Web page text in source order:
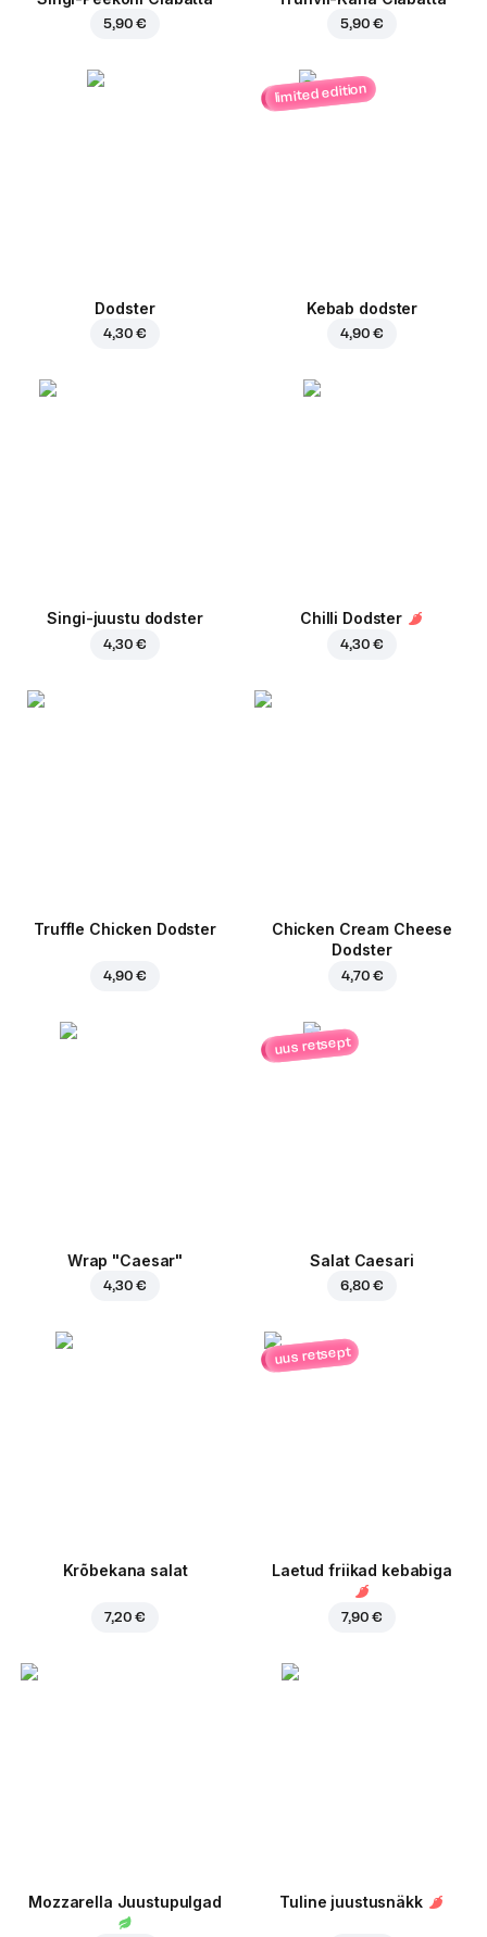
5,90 € 5,90 €
Dodster
4,30 €
limited edition
Kebab dodster
4,90 €
Singi-juustu dodster
4,30 €
Chilli Dodster
4,30 €
Truffle Chicken Dodster
4,90 €
Chicken Cream Cheese
Dodster
4,70 €
Wrap "Caesar"
4,30 €
uus retsept
Salat Caesari
6,80 €
Krõbekana salat
7,20 €
uus retsept
Laetud friikad kebabiga
7,90 €
Mozzarella Juustupulgad Tuline juustusnäkk